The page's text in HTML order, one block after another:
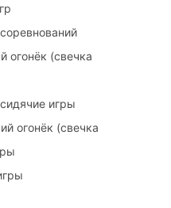
огонёк (свечка
игры
огонёк (свечка